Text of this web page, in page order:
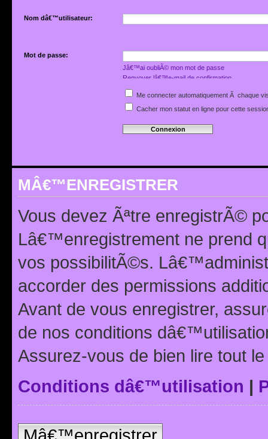
Nom dâ€™utilisateur:
Mot de passe:
Jâ€™ai oubliÃ© mon mot de passe
Renvoyer lâ€™e-mail de confirmation
Me connecter automatiquement Ã chaque
Cacher mon statut en ligne pour cette
MÂ€™ENREGISTRER
Vous devez Ãªtre enregistrÃ©
Lâ€™enregistrement ne prend
vos possibilitÃ©s.
accorder des permissions
Avant de vous enregistrer,
de nos conditions
Assurez-vous de bien lire tout
Conditions dâ€™utilisation |
Mâ€™enregistrer